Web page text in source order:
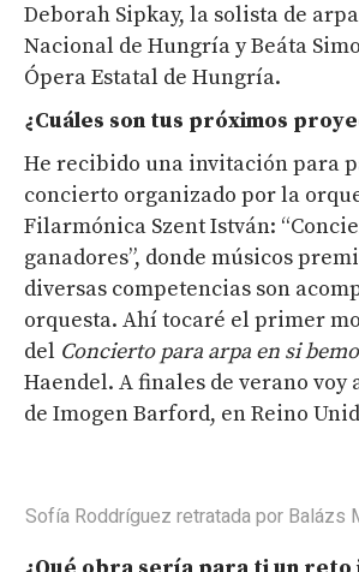
Deborah Sipkay, la solista de
Nacional de Hungría y Beáta
Ópera Estatal de Hungría.
¿Cuáles son tus próximos
He recibido una invitación para
concierto organizado por la
Filarmónica Szent István:
ganadores”, donde músicos
diversas competencias son
orquesta. Ahí tocaré el primer
del Concierto para arpa en si
Haendel. A finales de verano voy
de Imogen Barford, en Reino
Sofía Roddríguez retratada por Balázs